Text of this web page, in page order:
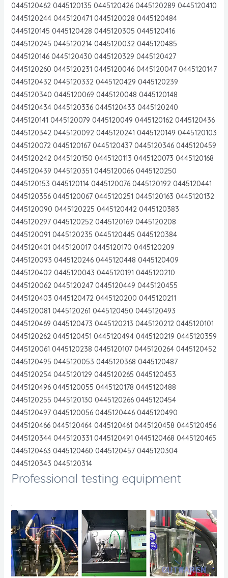
0445120462 0445120135 0445120426 0445120289 0445120410
0445120244 0445120471 0445120028 0445120484
0445120145 0445120428 0445120305 0445120416
0445120245 0445120214 0445120032 0445120485
0445120146 0445120430 0445120329 0445120427
0445120260 0445120231 0445120046 0445120047 0445120147
0445120432 0445120332 0445120429 0445120239
0445120340 0445120069 0445120048 0445120148
0445120434 0445120336 0445120433 0445120240
0445120141 0445120079 0445120049 0445120162 0445120436
0445120342 0445120092 0445120241 0445120149 0445120103
0445120072 0445120167 0445120437 0445120346 0445120459
0445120242 0445120150 0445120113 0445120073 0445120168
0445120439 0445120351 0445120066 0445120250
0445120153 0445120114 0445120076 0445120192 0445120441
0445120356 0445120067 0445120251 0445120163 0445120132
0445120090 0445120225 0445120442 0445120383
0445120297 0445120252 0445120169 0445120208
0445120091 0445120235 0445120445 0445120384
0445120401 0445120017 0445120170 0445120209
0445120093 0445120246 0445120448 0445120409
0445120402 0445120043 0445120191 0445120210
0445120062 0445120247 0445120449 0445120455
0445120403 0445120472 0445120200 0445120211
0445120081 0445120261 0445120450 0445120493
0445120469 0445120473 0445120213 0445120212 0445120101
0445120262 0445120451 0445120494 0445120219 0445120359
0445120061 0445120238 0445120107 0445120264 0445120452
0445120495 0445120053 0445120368 0445120487
0445120254 0445120129 0445120265 0445120453
0445120496 0445120055 0445120178 0445120488
0445120255 0445120130 0445120266 0445120454
0445120497 0445120056 0445120446 0445120490
0445120466 0445120464 0445120461 0445120458 0445120456
0445120344 0445120331 0445120491 0445120468 0445120465
0445120463 0445120460 0445120457 0445120304
0445120343 0445120314
Professional testing equipment
.